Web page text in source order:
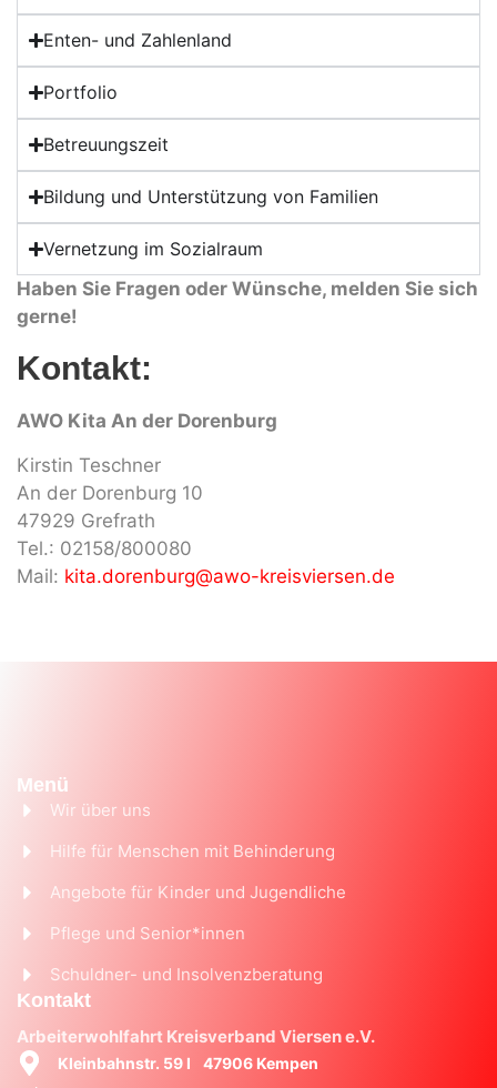
Enten- und Zahlenland
Portfolio
Betreuungszeit
Bildung und Unterstützung von Familien
Vernetzung im Sozialraum
Haben Sie Fragen oder Wünsche, melden Sie sich
gerne!
Kontakt:
AWO Kita An der Dorenburg
Kirstin Teschner
An der Dorenburg 10
47929 Grefrath
Tel.: 02158/800080
Mail: kita.dorenburg@awo-kreisviersen.de
Menü
Wir über uns
Hilfe für Menschen mit Behinderung
Angebote für Kinder und Jugendliche
Pflege und Senior*innen
Schuldner- und Insolvenzberatung
Kontakt
Arbeiterwohlfahrt Kreisverband Viersen e.V.
Kleinbahnstr. 59 I 47906 Kempen